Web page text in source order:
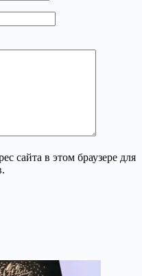
сайта в этом браузере для